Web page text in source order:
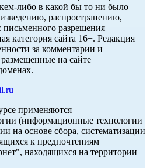
либо в какой бы то ни было
распространению,
письменного разрешения
категория сайта 16+. Редакция
за комментарии и
на сайте
применяются
(информационные технологии
на основе сбора, систематизации
к предпочтениям
находящихся на территории